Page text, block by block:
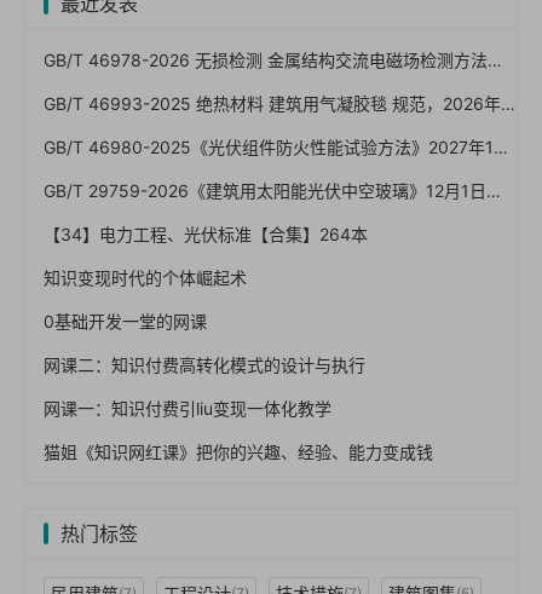
GB/T 46978-2026 无损检测 金属结构交流电磁场检测方法（一文读懂）
GB/T 46993-2025 绝热材料 建筑用气凝胶毯 规范，2026年7月1日已实施！免费下载
GB/T 46980-2025《光伏组件防火性能试验方法》2027年1月1日实施：屋顶光伏防火怎么验、A/B/C级怎么卡
GB/T 29759-2026《建筑用太阳能光伏中空玻璃》12月1日实施：BIPV发电安全红线与验收怎么卡
【34】电力工程、光伏标准【合集】264本
知识变现时代的个体崛起术
0基础开发一堂的网课
网课二：知识付费高转化模式的设计与执行
网课一：知识付费引liu变现一体化教学
猫姐《知识网红课》把你的兴趣、经验、能力变成钱
热门标签